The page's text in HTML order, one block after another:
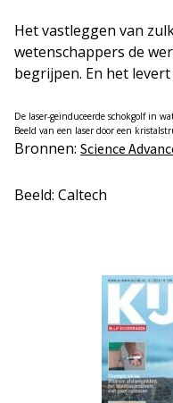
Het vastleggen van
wetenschappers de
begrijpen. En het
De laser-geïnduceerde schokgolf in
Beeld van een laser door een
Bronnen: Science
Beeld: Caltech